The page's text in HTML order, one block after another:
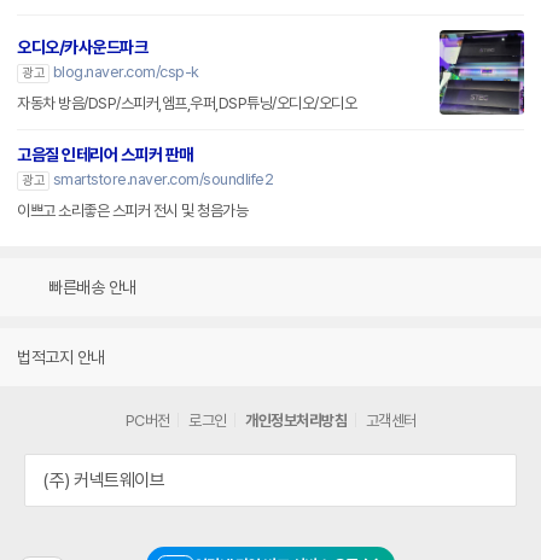
오디오/카사운드파크
광고
blog.naver.com/csp-k
자동차 방음/DSP/스피커,엠프,우퍼,DSP튜닝/오디오/오디오
고음질 인테리어 스피커 판매
광고 smartstore.naver.com/soundlife2
이쁘고 소리좋은 스피커 전시 및 청음가능
빠른배송 안내
법적고지 안내
PC버전 로그인 개인정보처리방침 고객센터
(주) 커넥트웨이브